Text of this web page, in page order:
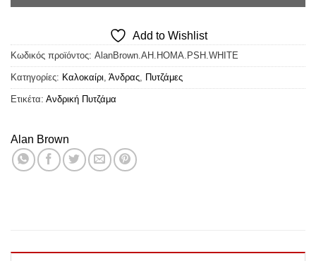
Add to Wishlist
Κωδικός προϊόντος: AlanBrown.AH.HOMA.PSH.WHITE
Κατηγορίες: Καλοκαίρι, Άνδρας, Πυτζάμες
Ετικέτα: Ανδρική Πυτζάμα
Alan Brown